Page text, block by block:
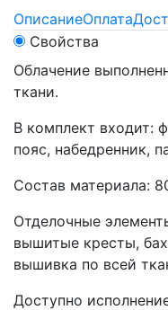
ОписаниеОплата
Свойства
Облачение
ткани.
В комплект входит:
пояс, набедренник,
Состав материала:
Отделочные
вышитые кресты,
вышивка по всей
Доступно